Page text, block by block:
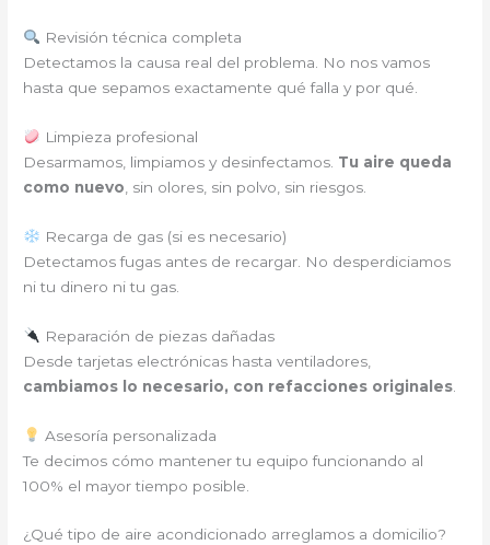
Revisión técnica completa
Detectamos la causa real del problema. No nos vamos
hasta que sepamos exactamente qué falla y por qué.
Limpieza profesional
Desarmamos, limpiamos y desinfectamos. Tu aire queda
como nuevo , sin olores, sin polvo, sin riesgos.
Recarga de gas (si es necesario)
Detectamos fugas antes de recargar. No desperdiciamos
ni tu dinero ni tu gas.
Reparación de piezas dañadas
Desde tarjetas electrónicas hasta ventiladores,
cambiamos lo necesario, con refacciones originales
Asesoría personalizada
Te decimos cómo mantener tu equipo funcionando al
100% el mayor tiempo posible.
¿Qué tipo de aire acondicionado arreglamos a domicilio?